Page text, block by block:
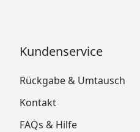
Kundenservice
Rückgabe & Umtausch
Kontakt
FAQs & Hilfe